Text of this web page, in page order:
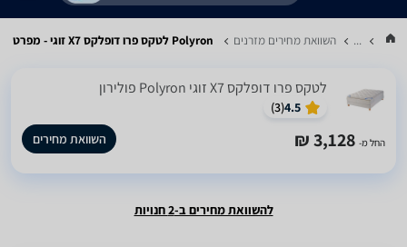
... השוואת מחירים מזרנים Polyron לטקס פרו דופלקס X7 זוגי - מפרט
לטקס פרו דופלקס X7 זוגי Polyron פולירון
4.5
(
3
)
החל מ- 3,128 ₪ השוואת מחירים
להשוואת מחירים ב-2 חנויות